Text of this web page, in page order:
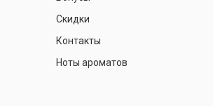
Скидки
Контакты
Ноты ароматов